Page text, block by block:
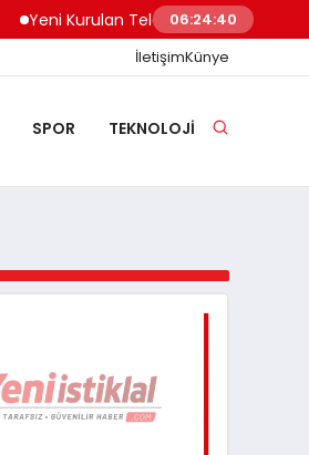
Yeni Kurulan Telegram Grupları Nasıl
06:24:41
İletişimKünye
SPOR TEKNOLOJI